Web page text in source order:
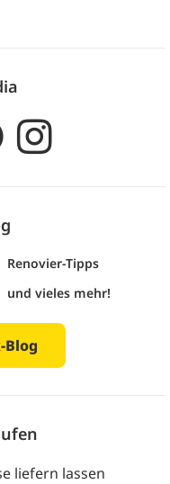
Renovier-Tipps
und vieles mehr!
-Blog
liefern lassen